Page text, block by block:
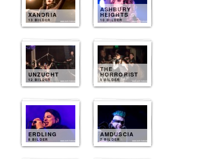
XANDRIA
13 BILDER
ASHBURY
HEIGHTS
10 BILDER
UNZUCHT
12 BILDER
THE
HORRORIST
8 BILDER
ERDLING
8 BILDER
AMDUSCIA
7 BILDER